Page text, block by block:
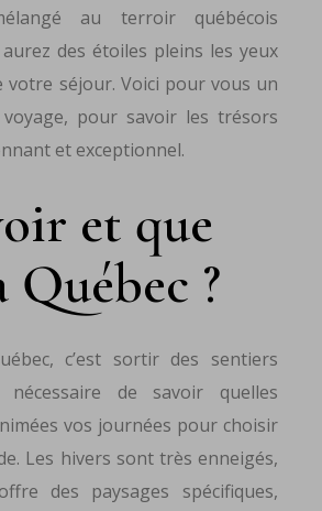
au terroir québécois
des étoiles pleins les yeux
séjour. Voici pour vous un
pour savoir les trésors
et exceptionnel.
et que
Québec ?
c’est sortir des sentiers
de savoir quelles
vos journées pour choisir
Les hivers sont très enneigés,
des paysages spécifiques,